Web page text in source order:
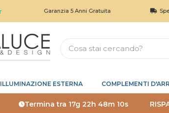
Garanzia 5 Anni Gratuita
ILLUMINAZIONE ESTERNA COMPLEMENTI
Termina tra17g 22h 48m 9s